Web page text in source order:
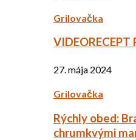
Grilovačka
27. mája 2024
Grilovačka
Rýchly obed:
chrumkvými